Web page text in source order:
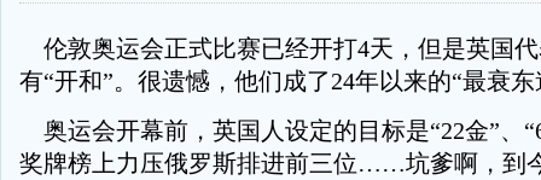
伦敦奥运会正式比赛已经开打4天，但是英国
有“开和”。很遗憾，他们成了24年以来的“最衰东
奥运会开幕前，英国人设定的目标是“22金”、
奖牌榜上力压俄罗斯排进前三位……坑爹啊，到